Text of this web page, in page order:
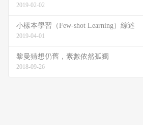
2019-02-02
小樣本學習（Few-shot Learning）綜述
2019-04-01
黎曼猜想仍舊，素數依然孤獨
2018-09-26